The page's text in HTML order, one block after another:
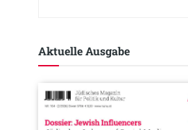
Aktuelle Ausgabe​